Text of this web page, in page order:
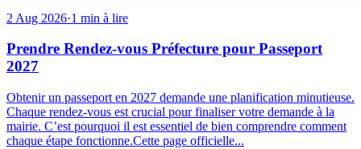
2 Aug 2026·1 min à lire
Prendre Rendez-vous Préfecture pour Passeport
2027
Obtenir un passeport en 2027 demande une planification minutieuse.
Chaque rendez-vous est crucial pour finaliser votre demande à la
mairie. C’est pourquoi il est essentiel de bien comprendre comment
chaque étape fonctionne.Cette page officielle...